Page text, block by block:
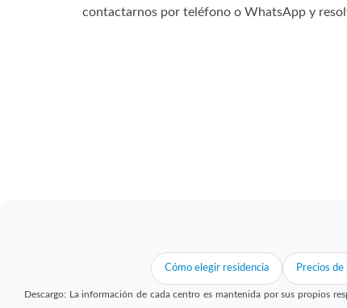
contactarnos por teléfono o WhatsApp y
Cómo elegir residencia Precios de
Descargo: La información de cada centro es mantenida por sus propios